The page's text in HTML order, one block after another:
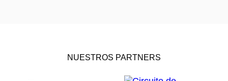
NUESTROS PARTNERS